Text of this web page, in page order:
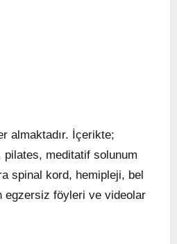
almaktadır. İçerikte;
meditatif solunum
spinal kord, hemipleji, bel
egzersiz föyleri ve videolar